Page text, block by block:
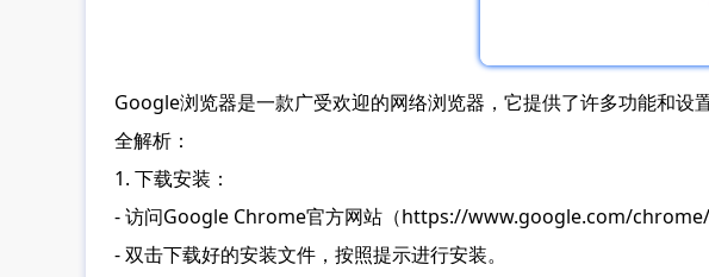
Google浏览器是一款广受欢迎的网络浏览器，它提供了许多功能和
全解析：
1. 下载安装：
- 访问Google Chrome官方网站（https://www.google.com/chrome/
- 双击下载好的安装文件，按照提示进行安装。